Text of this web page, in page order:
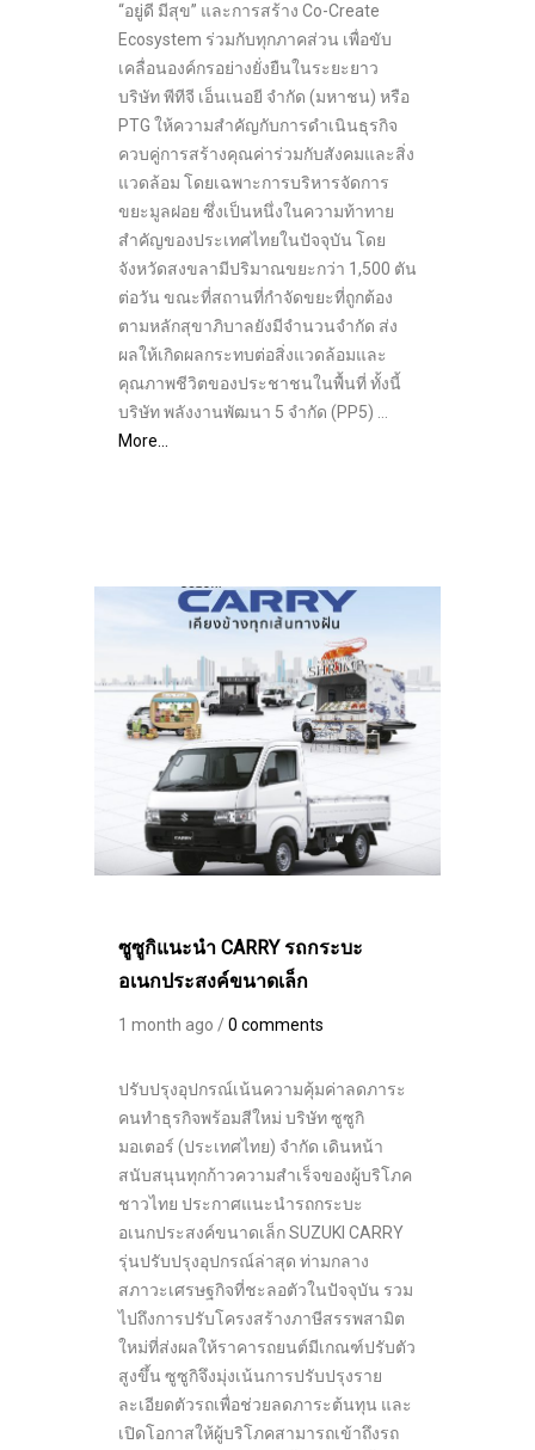
“อยู่ดี มีสุข” และการสร้าง Co-Create
Ecosystem ร่วมกับทุกภาคส่วน เพื่อขับ
เคลื่อนองค์กรอย่างยั่งยืนในระยะยาว
บริษัท พีทีจี เอ็นเนอยี จำกัด (มหาชน) หรือ
PTG ให้ความสำคัญกับการดำเนินธุรกิจ
ควบคู่การสร้างคุณค่าร่วมกับสังคมและสิ่ง
แวดล้อม โดยเฉพาะการบริหารจัดการ
ขยะมูลฝอย ซึ่งเป็นหนึ่งในความท้าทาย
สำคัญของประเทศไทยในปัจจุบัน โดย
จังหวัดสงขลามีปริมาณขยะกว่า 1,500 ตัน
ต่อวัน ขณะที่สถานที่กำจัดขยะที่ถูกต้อง
ตามหลักสุขาภิบาลยังมีจำนวนจำกัด ส่ง
ผลให้เกิดผลกระทบต่อสิ่งแวดล้อมและ
คุณภาพชีวิตของประชาชนในพื้นที่ ทั้งนี้
บริษัท พลังงานพัฒนา 5 จำกัด (PP5) …
More…
ซูซูกิแนะนำ CARRY รถกระบะ
อเนกประสงค์ขนาดเล็ก
1 month ago /0 comments
ปรับปรุงอุปกรณ์เน้นความคุ้มค่าลดภาระ
คนทำธุรกิจพร้อมสีใหม่ บริษัท ซูซูกิ
มอเตอร์ (ประเทศไทย) จำกัด เดินหน้า
สนับสนุนทุกก้าวความสำเร็จของผู้บริโภค
ชาวไทย ประกาศแนะนำรถกระบะ
อเนกประสงค์ขนาดเล็ก SUZUKI CARRY
รุ่นปรับปรุงอุปกรณ์ล่าสุด ท่ามกลาง
สภาวะเศรษฐกิจที่ชะลอตัวในปัจจุบัน รวม
ไปถึงการปรับโครงสร้างภาษีสรรพสามิต
ใหม่ที่ส่งผลให้ราคารถยนต์มีเกณฑ์ปรับตัว
สูงขึ้น ซูซูกิจึงมุ่งเน้นการปรับปรุงราย
ละเอียดตัวรถเพื่อช่วยลดภาระต้นทุน และ
เปิดโอกาสให้ผู้บริโภคสามารถเข้าถึงรถ